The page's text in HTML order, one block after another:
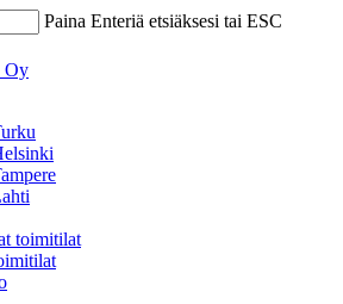
Paina Enteriä etsiäksesi tai ESC
toimitilat